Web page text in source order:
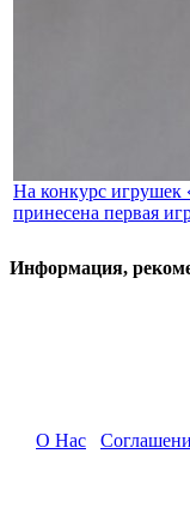
На конкурс игрушек
принесена первая
Информация,
О Нас